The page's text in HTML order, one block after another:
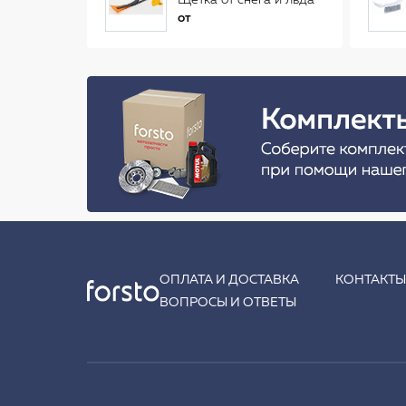
(34 см)
от
ОПЛАТА И ДОСТАВКА
КОНТАКТЫ
ВОПРОСЫ И ОТВЕТЫ